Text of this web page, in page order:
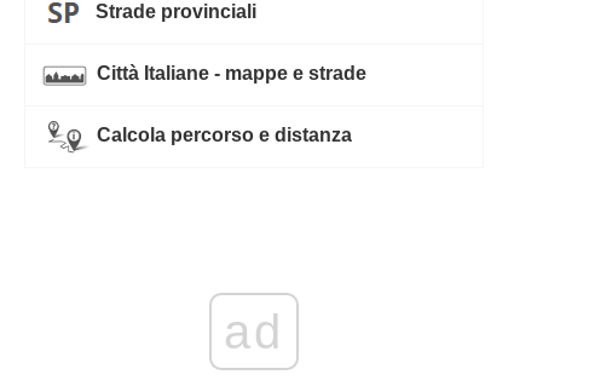
Strade provinciali
Città Italiane - mappe e strade
Calcola percorso e distanza
ad